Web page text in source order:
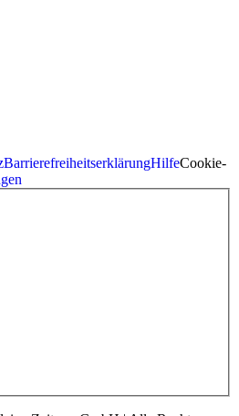
BarrierefreiheitserklärungHilfeCookie-